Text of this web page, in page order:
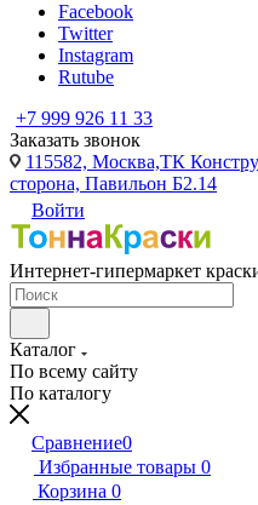
Facebook
Twitter
Instagram
Rutube
+7 999 926 11 33
Заказать звонок
115582, Москва,ТК
сторона, Павильон Б2.14
Войти
Интернет-гипермаркет
Каталог
По всему сайту
По каталогу
Сравнение0
Избранные товары 0
Корзина 0